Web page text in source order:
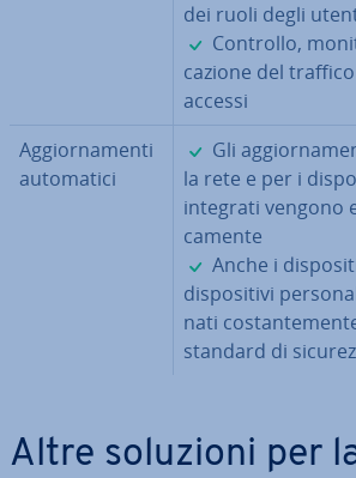
dei ruoli degli
✓
Controllo,
ca­zio­ne del
accessi
Ag­gior­na­men­ti
au­to­ma­ti­ci
✓
Gli
la rete e per i
integrati vengono
ca­men­te
✓
Anche i
di­spo­si­ti­vi
na­ti
standard di
Altre soluzioni per